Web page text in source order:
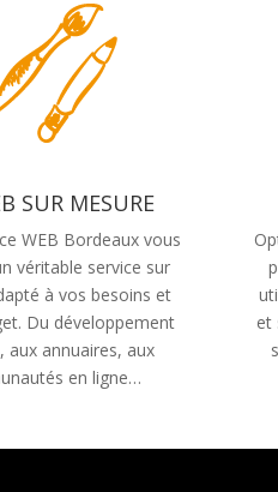
SUR MESURE
WEB Bordeaux vous
véritable service sur
à vos besoins et
Du développement
aux annuaires, aux
en ligne…
et